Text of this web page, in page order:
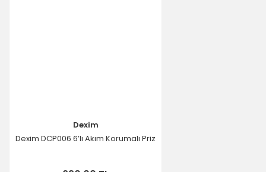
Dexim
Dexim DCP006 6’lı Akım Korumalı Priz